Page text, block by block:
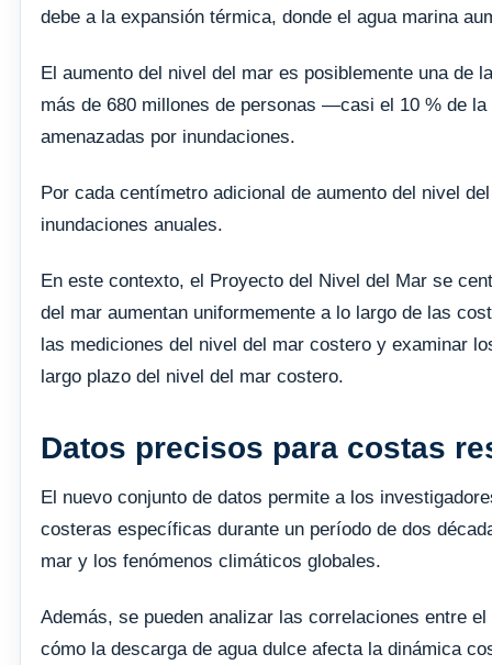
debe a la expansión térmica, donde el agua marina
El aumento del nivel del mar es posiblemente una
más de 680 millones de personas —casi el 10 % de
amenazadas por inundaciones.
Por cada centímetro adicional de aumento del nivel
inundaciones anuales.
En este contexto, el Proyecto del Nivel del Mar se
del mar aumentan uniformemente a lo largo de las
las mediciones del nivel del mar costero y examinar
largo plazo del nivel del mar costero.
Datos precisos para costas
El nuevo conjunto de datos permite a los
costeras específicas durante un período de dos
mar y los fenómenos climáticos globales.
Además, se pueden analizar las correlaciones entre
cómo la descarga de agua dulce afecta la dinámica